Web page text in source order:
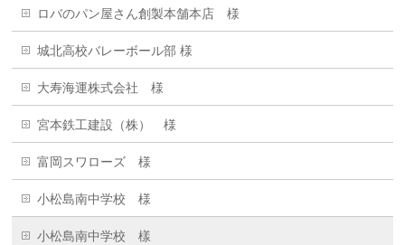
ロバのパン屋さん創製本舗本店 様
城北高校バレーボール部 様
大寿海運株式会社 様
宮本鉄工建設（株） 様
富岡スワローズ 様
小松島南中学校 様
小松島南中学校 樣